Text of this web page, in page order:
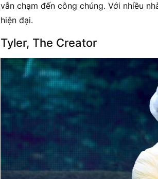
vẫn chạm đến công chúng. Với nhiều
hiện đại.
Tyler, The Creator